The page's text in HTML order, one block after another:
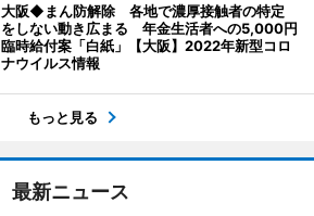
大阪◆まん防解除 各地で濃厚接触者の特定
をしない動き広まる 年金生活者への5,000円
臨時給付案「白紙」【大阪】2022年新型コロ
ナウイルス情報
もっと見る
最新ニュース